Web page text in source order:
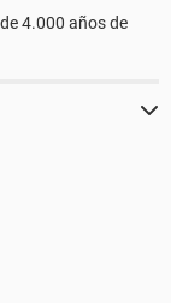
4.000 años de